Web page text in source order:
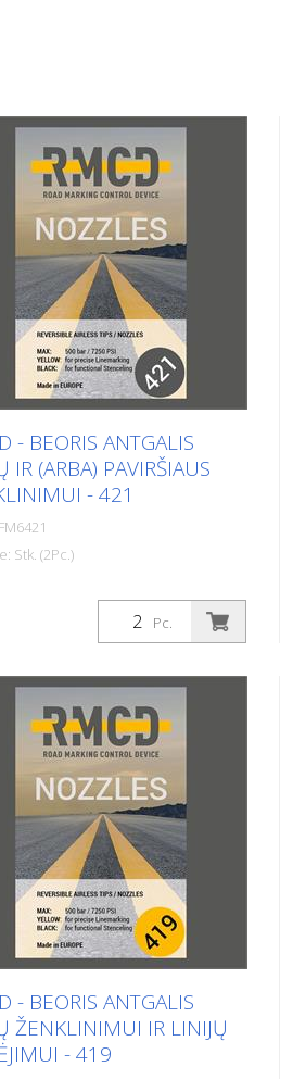
- BEORIS ANTGALIS
IR (ARBA) PAVIRŠIAUS
- 421
Stk. (2Pc.)
purkštukai linijoms žymėti,
sandariklius. Beoriai dvipusiai
buvo specialiai sukurti kelių,
stovėjimo aikštelių, oro
sporto aikštelių ir pramonės
ženklinimui. Dėl
antgalio konstrukcijos
optimalūs paviršiaus
rezultatai. Dydis: 421
kampas: 40 laipsnių kampas
juoda Juoda Gręžtinis: 0,021
RMCD Airless Tip
Europoje! Montavimo
Naudokite tik nepažeistą
apsaugą! Įsitikinkite, kad
sumontuotas. Niekada
purkštuvo purkštuko. Tai gali
sužalojimų. Šiuo atžvilgiu
Pc.
- BEORIS ANTGALIS
ŽENKLINIMUI IR LINIJŲ
- 419